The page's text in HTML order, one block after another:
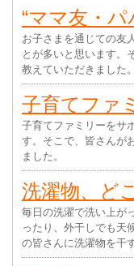
“ママ友・
お子さまを通じての友
とが多いと思います。
教えていただきました。
子育てファ
子育てファミリーをサ
す。そこで、皆さんが
ました。
洗濯物、ど
毎日の洗濯で洗い上が
ったり、外干しでも天
の皆さんに洗濯物を干